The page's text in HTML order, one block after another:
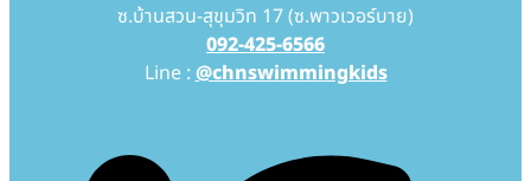
ซ.บ้านสวน-สุขุมวิท 17 (ซ.พาวเวอร์บาย)
092-425-6566
Line : @chnswimmingkids